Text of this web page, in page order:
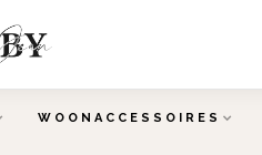
WOONACCESSOIRES